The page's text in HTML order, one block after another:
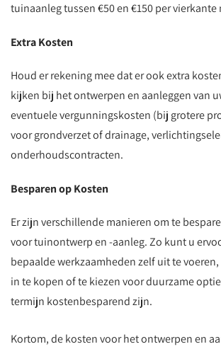
tuinaanleg tussen €50 en €150 per vierkante
Extra Kosten
Houd er rekening mee dat er ook extra
kijken bij het ontwerpen en aanleggen van
eventuele vergunningskosten (bij grotere
voor grondverzet of drainage,
onderhoudscontracten.
Besparen op Kosten
Er zijn verschillende manieren om te
voor tuinontwerp en -aanleg. Zo kunt u
bepaalde werkzaamheden zelf uit te
in te kopen of te kiezen voor duurzame
termijn kostenbesparend zijn.
Kortom, de kosten voor het ontwerpen en